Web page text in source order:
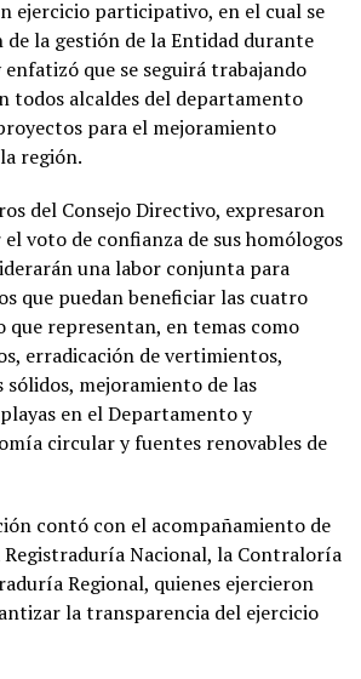
ejercicio participativo, en el cual se
de la gestión de la Entidad durante
que se seguirá trabajando
todos alcaldes del departamento
para el mejoramiento
región.
del Consejo Directivo, expresaron
voto de confianza de sus homólogos
una labor conjunta para
que puedan beneficiar las cuatro
que representan, en temas como
erradicación de vertimientos,
sólidos, mejoramiento de las
en el Departamento y
circular y fuentes renovables de
contó con el acompañamiento de
Registraduría Nacional, la Contraloría
Regional, quienes ejercieron
la transparencia del ejercicio